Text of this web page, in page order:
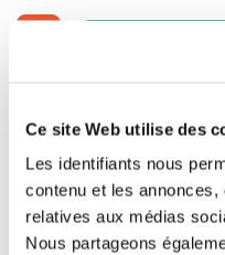
Ce site Web utilise des
Les identifiants nous
contenu et les
relatives aux médias
Nous partageons